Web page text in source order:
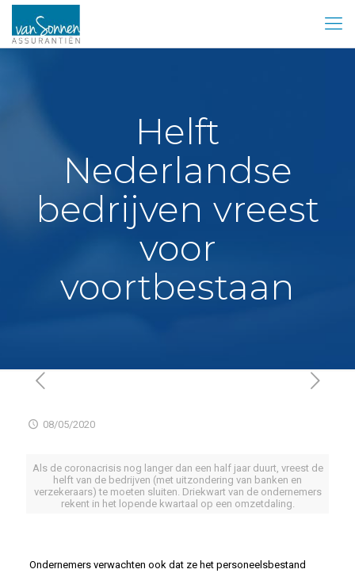
Helft
Nederlandse
bedrijven vreest
voor
voortbestaan
08/05/2020
Als de coronacrisis nog langer dan een half jaar duurt, vreest de
helft van de bedrijven (met uitzondering van banken en
verzekeraars) te moeten sluiten. Driekwart van de ondernemers
rekent in het lopende kwartaal op een omzetdaling.
Ondernemers verwachten ook dat ze het personeelsbestand